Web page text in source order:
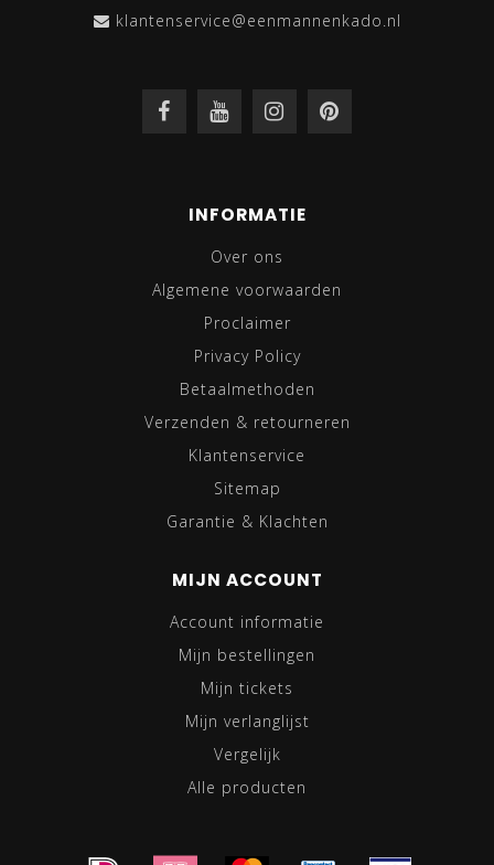
klantenservice@eenmannenkado.nl
INFORMATIE
Over ons
Algemene voorwaarden
Proclaimer
Privacy Policy
Betaalmethoden
Verzenden & retourneren
Klantenservice
Sitemap
Garantie & Klachten
MIJN ACCOUNT
Account informatie
Mijn bestellingen
Mijn tickets
Mijn verlanglijst
Vergelijk
Alle producten